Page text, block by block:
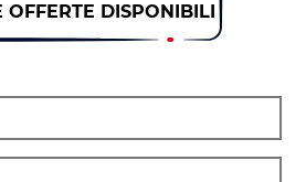
OFFERTE DISPONIBILI